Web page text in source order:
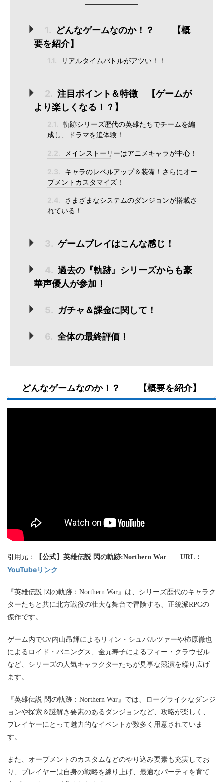
1. どんなゲームなのか！？ 【概
要を紹介】
1.1. リアルタイムバトルがアツい！！
2. 注目ポイント＆特徴 【ゲームが
より楽しくなる！？】
2.1. 軌跡シリーズ歴代の英雄たちでチームを編
成し、ドラマを追体験！
2.2. メインストーリーはアニメキャラが中心！
2.3.
キャラのレベルアップ＆装備！さらにオー
ブメントカスタマイズ！
2.4.
さまざまなシステムのダンジョンが搭載さ
れている！
3. ゲームプレイはこんな感じ！
4. 過去の『軌跡』シリーズからも豪
華声優人が参加！
5. ガチャ＆課金に関して！
6. 全体の最終評価！
どんなゲームなのか！？ 【概要を紹介】
引用元： 【公式】英雄伝説 閃の軌跡:Northern War URL：
YouTubeリンク
『英雄伝説 閃の軌跡：Northern War』は、シリーズ歴代のキャラク
ターたちと共に北方戦役の壮大な舞台で冒険する、正統派RPGの
傑作です。
ゲーム内でCV内山昂輝によるリィン・シュバルツァーや柿原徹也
によるロイド・バニングス、金元寿子によるフィー・クラウゼル
など、シリーズの人気キャラクターたちが見事な競演を繰り広げ
ます。
『英雄伝説 閃の軌跡：Northern War』では、ローグライクなダンジ
ョンや探索＆謎解き要素のあるダンジョンなど、攻略が楽しく、
プレイヤーにとって魅力的なイベントが数多く用意されていま
す。
また、オーブメントのカスタムなどのやり込み要素も充実してお
り、プレイヤーは自身の戦略を練り上げ、最適なパーティを育て